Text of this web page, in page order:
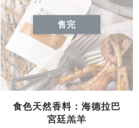
售完
食色天然香料：海德拉巴
宮廷羔羊